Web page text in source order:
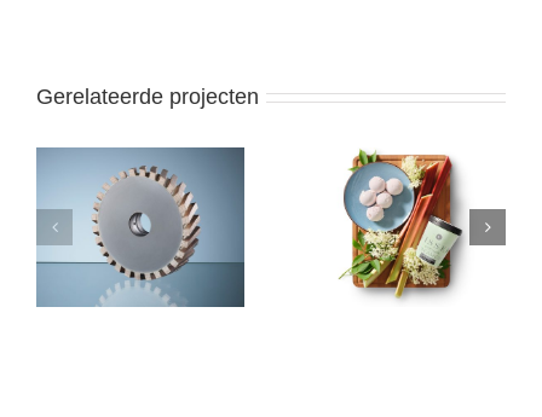
Gerelateerde projecten
Visser Creamery, ijs
van de maand op de
Ontwerp logo Bergse
Lekkernij (Berg en
Terblijt, Limburg)